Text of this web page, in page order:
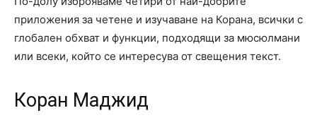
приложения за четене и изучаване на Корана, всички с
глобален обхват и функции, подходящи за мюсюлмани
или всеки, който се интересува от свещения текст.
Коран Маджид